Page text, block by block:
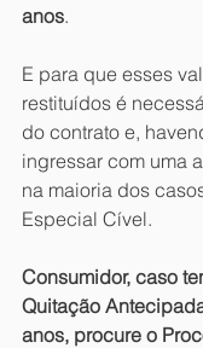
anos.
E para que esses
restituídos é
do contrato e,
ingressar com uma
na maioria dos
Especial Cível.
Consumidor, caso
Quitação
anos, procure o